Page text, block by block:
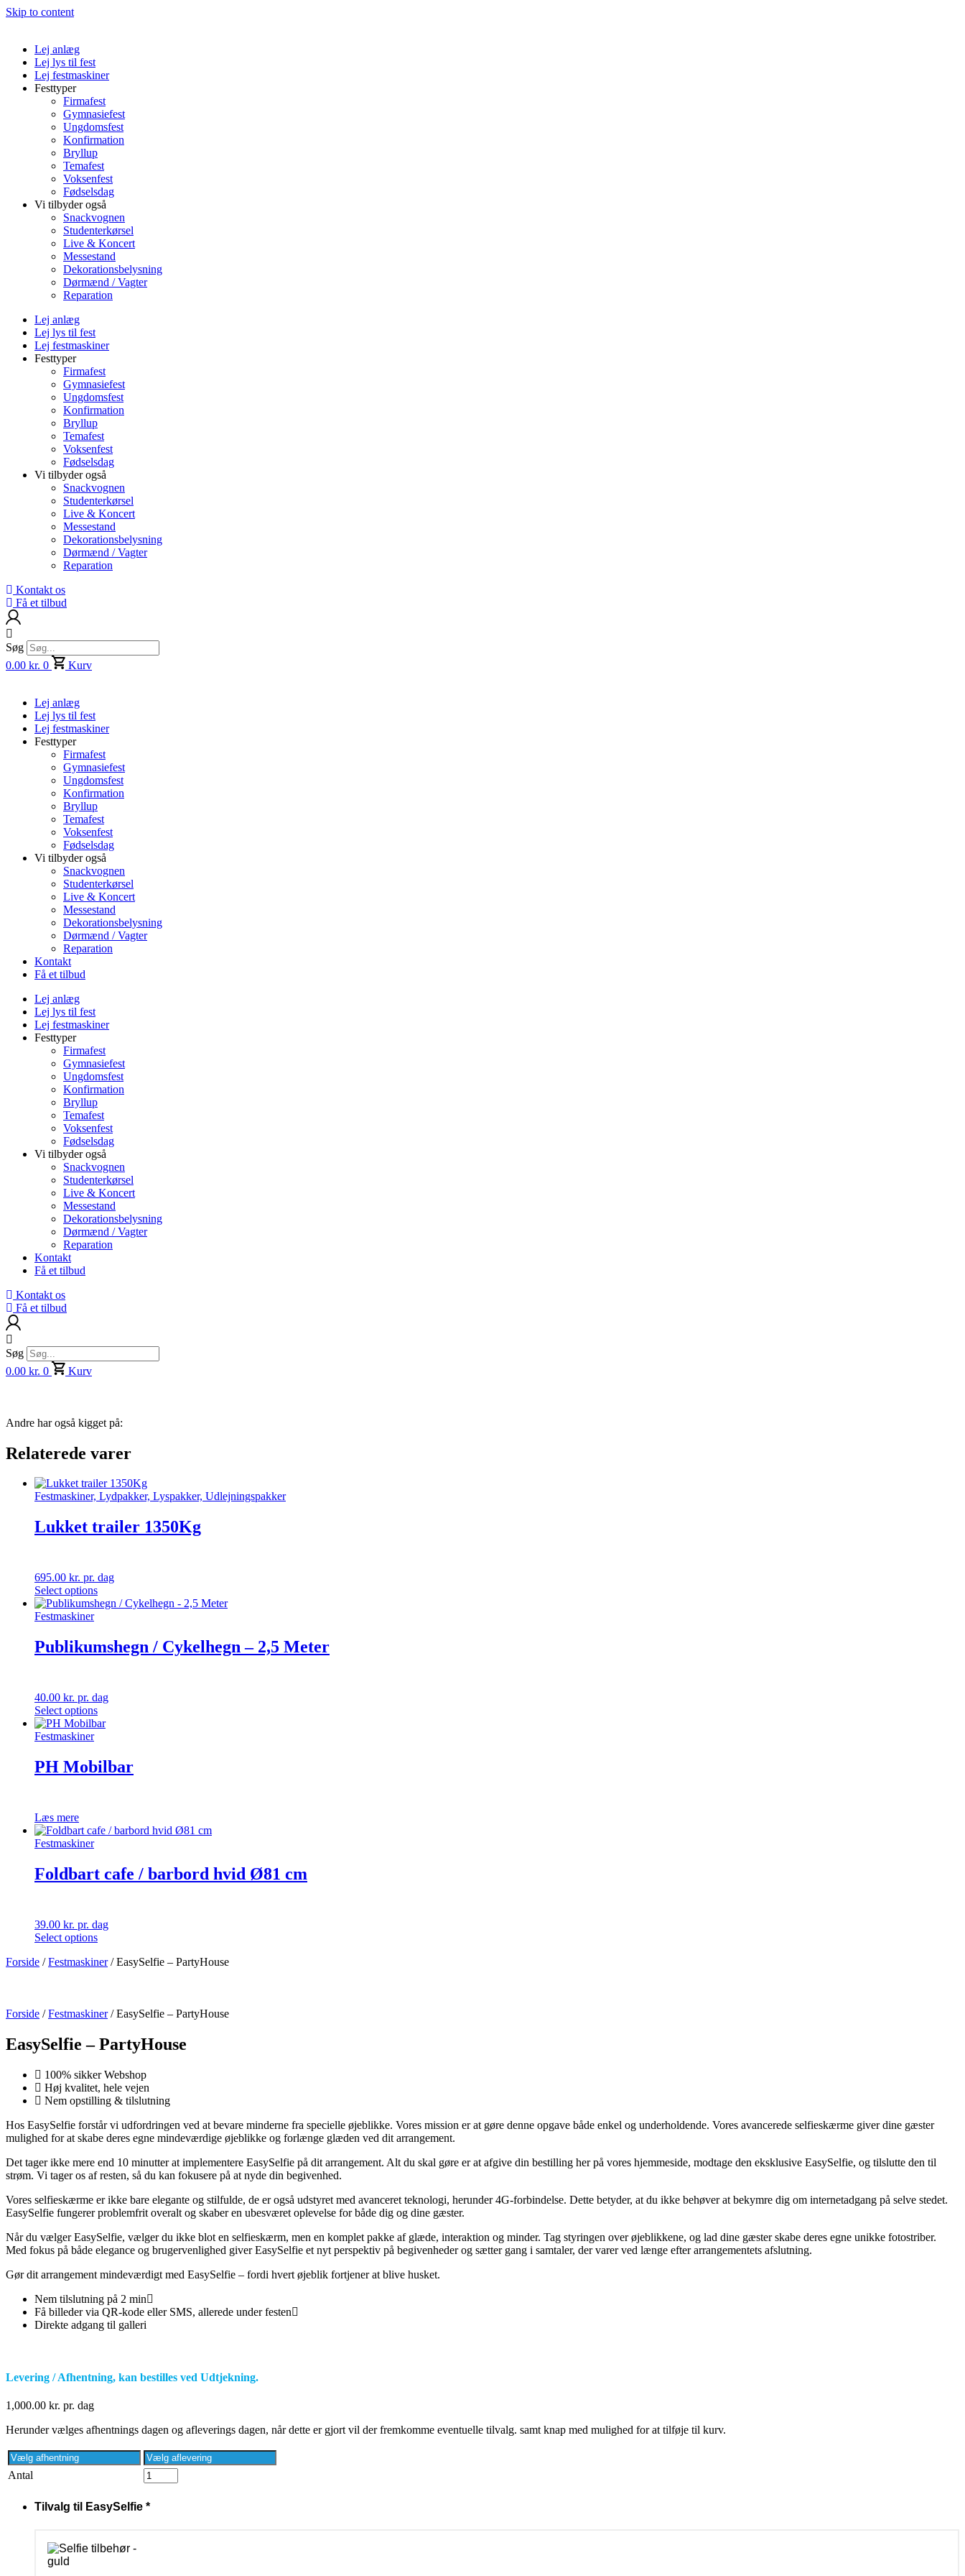
Skip to content
Lej anlæg
Lej lys til fest
Lej festmaskiner
Festtyper
Firmafest
Gymnasiefest
Ungdomsfest
Konfirmation
Bryllup
Temafest
Voksenfest
Fødselsdag
Vi tilbyder også
Snackvognen
Studenterkørsel
Live & Koncert
Messestand
Dekorationsbelysning
Dørmænd / Vagter
Reparation
Lej anlæg
Lej lys til fest
Lej festmaskiner
Festtyper
Firmafest
Gymnasiefest
Ungdomsfest
Konfirmation
Bryllup
Temafest
Voksenfest
Fødselsdag
Vi tilbyder også
Snackvognen
Studenterkørsel
Live & Koncert
Messestand
Dekorationsbelysning
Dørmænd / Vagter
Reparation
Kontakt os
Få et tilbud
Søg
0.00 kr. 0 Kurv
Lej anlæg
Lej lys til fest
Lej festmaskiner
Festtyper
Firmafest
Gymnasiefest
Ungdomsfest
Konfirmation
Bryllup
Temafest
Voksenfest
Fødselsdag
Vi tilbyder også
Snackvognen
Studenterkørsel
Live & Koncert
Messestand
Dekorationsbelysning
Dørmænd / Vagter
Reparation
Kontakt
Få et tilbud
Lej anlæg
Lej lys til fest
Lej festmaskiner
Festtyper
Firmafest
Gymnasiefest
Ungdomsfest
Konfirmation
Bryllup
Temafest
Voksenfest
Fødselsdag
Vi tilbyder også
Snackvognen
Studenterkørsel
Live & Koncert
Messestand
Dekorationsbelysning
Dørmænd / Vagter
Reparation
Kontakt
Få et tilbud
Kontakt os
Få et tilbud
Søg
0.00 kr. 0 Kurv
Andre har også kigget på:
Relaterede varer
Festmaskiner, Lydpakker, Lyspakker, Udlejningspakker
Lukket trailer 1350Kg
695.00 kr. pr. dag
Select options
Festmaskiner
Publikumshegn / Cykelhegn – 2,5 Meter
40.00 kr. pr. dag
Select options
Festmaskiner
PH Mobilbar
Læs mere
Festmaskiner
Foldbart cafe / barbord hvid Ø81 cm
39.00 kr. pr. dag
Select options
Forside /Festmaskiner/ EasySelfie – PartyHouse
Forside /Festmaskiner/ EasySelfie – PartyHouse
EasySelfie – PartyHouse
100% sikker Webshop
Høj kvalitet, hele vejen
Nem opstilling & tilslutning
Hos EasySelfie forstår vi udfordringen ved at bevare minderne fra specielle øjeblikke. Vores mission er at gøre denne opgave både enkel og underholdende. Vores avancerede selfieskærme giver dine gæster
mulighed for at skabe deres egne mindeværdige øjeblikke og forlænge glæden ved dit arrangement.
Det tager ikke mere end 10 minutter at implementere EasySelfie på dit arrangement. Alt du skal gøre er at afgive din bestilling her på vores hjemmeside, modtage den eksklusive EasySelfie, og tilslutte den til
strøm. Vi tager os af resten, så du kan fokusere på at nyde din begivenhed.
Vores selfieskærme er ikke bare elegante og stilfulde, de er også udstyret med avanceret teknologi, herunder 4G-forbindelse. Dette betyder, at du ikke behøver at bekymre dig om internetadgang på selve stedet.
EasySelfie fungerer problemfrit overalt og skaber en ubesværet oplevelse for både dig og dine gæster.
Når du vælger EasySelfie, vælger du ikke blot en selfieskærm, men en komplet pakke af glæde, interaktion og minder. Tag styringen over øjeblikkene, og lad dine gæster skabe deres egne unikke fotostriber.
Med fokus på både elegance og brugervenlighed giver EasySelfie et nyt perspektiv på begivenheder og sætter gang i samtaler, der varer ved længe efter arrangementets afslutning.
Gør dit arrangement mindeværdigt med EasySelfie – fordi hvert øjeblik fortjener at blive husket.
Nem tilslutning på 2 min
Få billeder via QR-kode eller SMS, allerede under festen
Direkte adgang til galleri
Levering / Afhentning, kan bestilles ved Udtjekning.
1,000.00 kr. pr. dag
Herunder vælges afhentnings dagen og afleverings dagen, når dette er gjort vil der fremkomme eventuelle tilvalg. samt knap med mulighed for at tilføje til kurv.
Antal
Tilvalg til EasySelfie *